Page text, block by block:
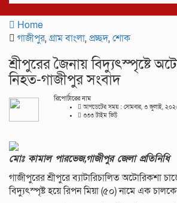
Home
গাজীপুর,গ্রাম বাংলা,প্রচ্ছদ,শোক
শ্রীপুরের জৈনায় বিদ্যুৎস্পৃষ্টে
নিহত-গাজীপুর সংবাদ
রিপোর্টারের নাম
আপডেটের সময় : সোমবার, ৩ জুলাই,
৩৩৩ টাইম ভিউ
মোঃ কামাল পারভেজ,গাজীপুর জেলা প্রতিনিধি
গাজীপুরের শ্রীপুরে ব্যাটারিচালিত অটোরিকশা
বিদ্যুৎস্পৃষ্ট হয়ে রিপন মিয়া (৫০) নামে এক